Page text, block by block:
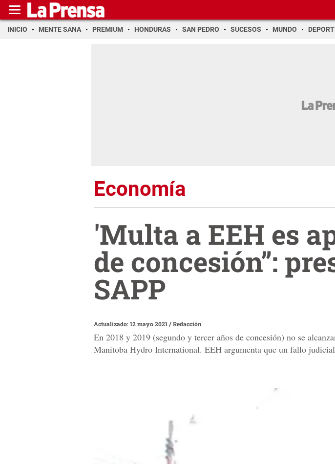
INICIO MENTE SANA PREMIUM HONDURAS SAN PEDRO SUCESOS MUNDO
Economía
'Multa a EEH es
de concesión”:
SAPP
Actualizado: 12 mayo 2021 /Redacción
En 2018 y 2019 (segundo y tercer años de concesión) no se
Manitoba Hydro International. EEH argumenta que un fallo